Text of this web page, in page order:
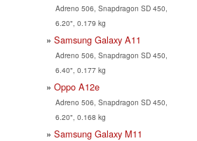
Adreno 506, Snapdragon SD 450,
6.20", 0.179 kg
Samsung Galaxy A11
Adreno 506, Snapdragon SD 450,
6.40", 0.177 kg
Oppo A12e
Adreno 506, Snapdragon SD 450,
6.20", 0.168 kg
Samsung Galaxy M11